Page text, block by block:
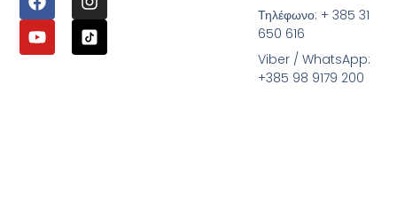
Τηλέφωνο: + 385 31
650 616
Viber / WhatsApp:
+385 98 9179 200